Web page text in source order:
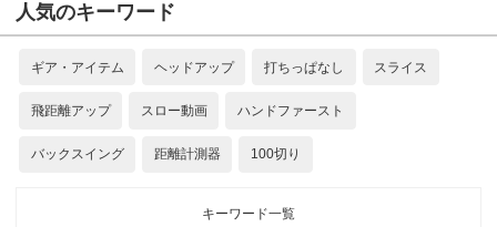
人気のキーワード
ギア・アイテム ヘッドアップ 打ちっぱなし スライス
飛距離アップ スロー動画 ハンドファースト
バックスイング 距離計測器 100切り
キーワード一覧